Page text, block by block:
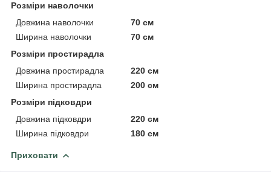
Розміри наволочки
Довжина наволочки
70 см
Ширина наволочки
70 см
Розміри простирадла
Довжина простирадла
220 см
Ширина простирадла
200 см
Розміри підковдри
Довжина підковдри
220 см
Ширина підковдри
180 см
Приховати